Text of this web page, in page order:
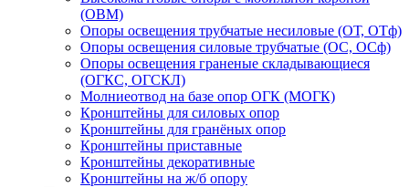
(ОВМ)
Опоры освещения трубчатые несиловые (ОТ, ОТф)
Опоры освещения силовые трубчатые (ОС, ОСф)
Опоры освещения граненые складывающиеся
(ОГКС, ОГСКЛ)
Молниеотвод на базе опор ОГК (МОГК)
Кронштейны для силовых опор
Кронштейны для гранёных опор
Кронштейны приставные
Кронштейны декоративные
Кронштейны на ж/б опору